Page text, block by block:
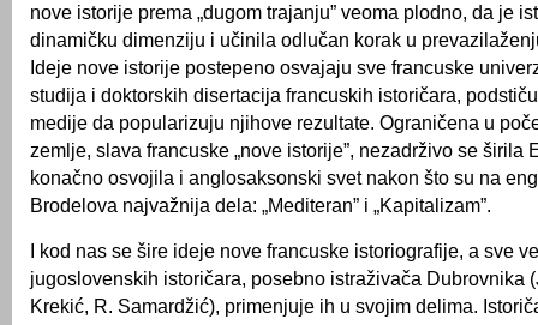
nove istorije prema „dugom trajanju” veoma plodno, da je
dinamičku dimenziju i učinila odlučan korak u
Ideje nove istorije postepeno osvajaju sve francuske
studija i doktorskih disertacija francuskih istoričara,
medije da popularizuju njihove rezultate. Ograničena u
zemlje, slava francuske „nove istorije”, nezadrživo se širila
konačno osvojila i anglosaksonski svet nakon što su na
Brodelova najvažnija dela: „Mediteran” i „Kapitalizam”.
I kod nas se šire ideje nove francuske istoriografije, a sve
jugoslovenskih istoričara, posebno istraživača Dubrovnika
Krekić, R. Samardžić), primenjuje ih u svojim delima.